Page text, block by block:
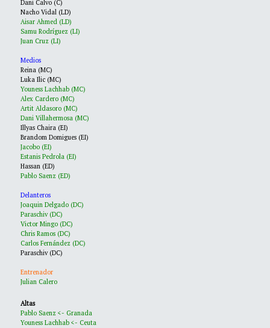
Dani Calvo (C)
Nacho Vidal (LD)
Aisar Ahmed (LD)
Samu Rodríguez (LI)
Juan Cruz (LI)
Medios
Reina (MC)
Luka Ilic (MC)
Youness Lachhab (MC)
Alex Cardero (MC)
Artit Aldasoro (MC)
Dani Villahermosa (MC)
Illyas Chaira (EI)
Brandom Domigues (EI)
Jacobo (EI)
Estanis Pedrola (EI)
Hassan (ED)
Pablo Saenz (ED)
Delanteros
Joaquin Delgado (DC)
Paraschiv (DC)
Victor Mingo (DC)
Chris Ramos (DC)
Carlos Fernández (DC)
Paraschiv (DC)
Entrenador
Julian Calero
Altas
Pablo Saenz <- Granada
Youness Lachhab <- Ceuta